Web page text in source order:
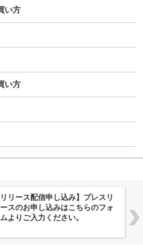
い方
い方
式会社PlnX、アジア最大級のグロ
ルWeb3カンファレンス
」とのコラボレーショ